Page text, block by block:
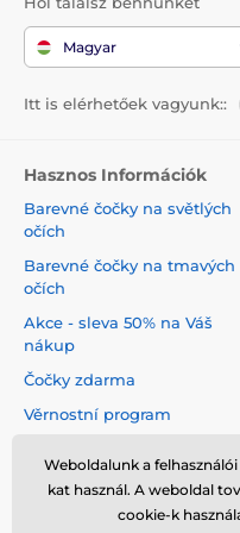
Magyar
Itt is elérhetőek vagyunk::
Hasznos Információk
Barevné čočky na světlých
očích
Barevné čočky na tmavých
očích
Akce - sleva 50% na Váš
nákup
Čočky zdarma
Věrnostní program
Virtuální zrcadlo
Weboldalunk a
kat használ. A weboldal
cookie-k